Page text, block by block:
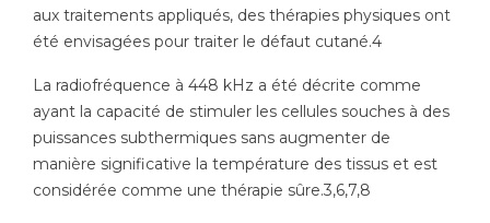
aux traitements appliqués, des thérapies physiques ont
été envisagées pour traiter le défaut cutané.4
La radiofréquence à 448 kHz a été décrite comme
ayant la capacité de stimuler les cellules souches à des
puissances subthermiques sans augmenter de
manière significative la température des tissus et est
considérée comme une thérapie sûre.3,6,7,8